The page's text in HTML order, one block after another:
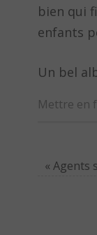
bien qui
enfants
Un bel
Mettre en
« Agents